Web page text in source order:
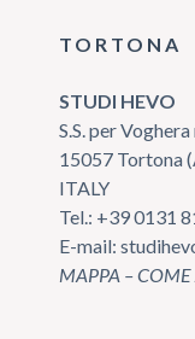
TORTONA
STUDI HEVO
S.S. per
15057 Tortona
ITALY
Tel.: +39 0131
E-mail:
MAPPA –